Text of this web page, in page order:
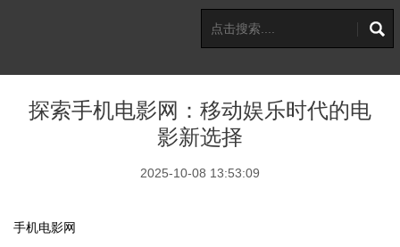
探索手机电影网：移动娱乐时代的电
影新选择
2025-10-08 13:53:09
手机电影网